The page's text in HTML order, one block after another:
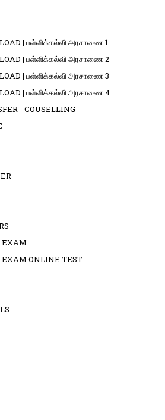
| பள்ளிக்கல்வி அரசாணை 1
| பள்ளிக்கல்வி அரசாணை 2
| பள்ளிக்கல்வி அரசாணை 3
| பள்ளிக்கல்வி அரசாணை 4
- COUSELLING
EXAM
EXAM ONLINE TEST